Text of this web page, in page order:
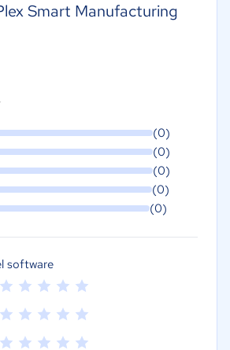
Smart Manufacturing
(0)
(0)
(0)
(0)
(0)
software